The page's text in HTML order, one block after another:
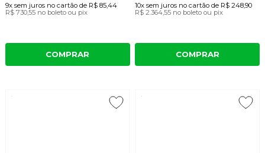
9x sem juros no cartãode R$ 85,44
R$ 730,55 no boleto ou pix
COMPRAR
10x sem juros no cartão de R$ 248,90
R$ 2.364,55 no boleto ou pix
COMPRAR